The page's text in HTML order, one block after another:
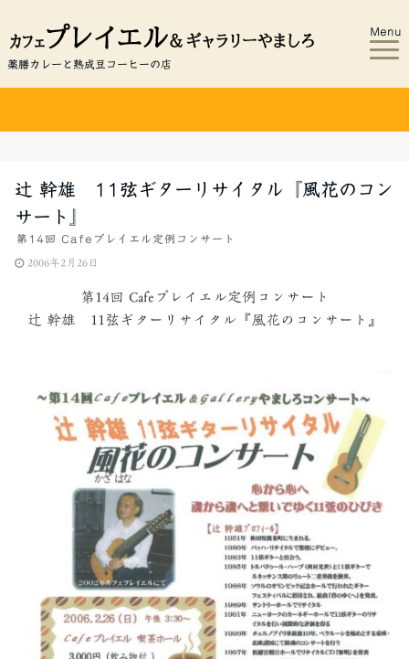
薬膳カレーと熟成豆コーヒーの店
Menu
辻 幹雄 11弦ギターリサイタル『風花のコン
サート』
第14回 Cafeプレイエル定例コンサート
2006年2月26日
第14回 Cafeプレイエル定例コンサート
辻 幹雄 11弦ギターリサイタル『風花のコンサート』